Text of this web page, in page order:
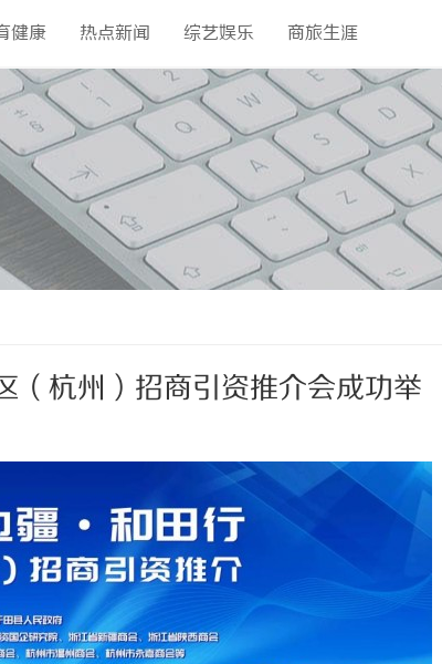
健康 热点新闻 综艺娱乐 商旅生涯
杭州）招商引资推介会成功举